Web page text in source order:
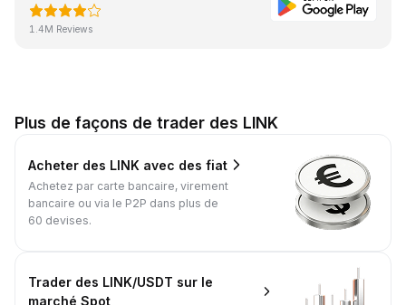
1.4M Reviews
Plus de façons de trader des LINK
Acheter des LINK avec des fiat
Achetez par carte bancaire, virement
bancaire ou via le P2P dans plus de
60 devises.
Trader des LINK/USDT sur le
marché Spot